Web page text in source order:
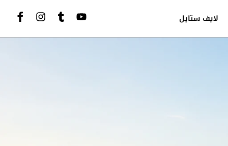
لايف ستايل